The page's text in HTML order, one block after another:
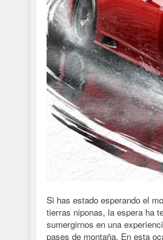
Si has estado esperando el
tierras niponas, la espera ha
sumergirnos en una
pases de montaña. En esta